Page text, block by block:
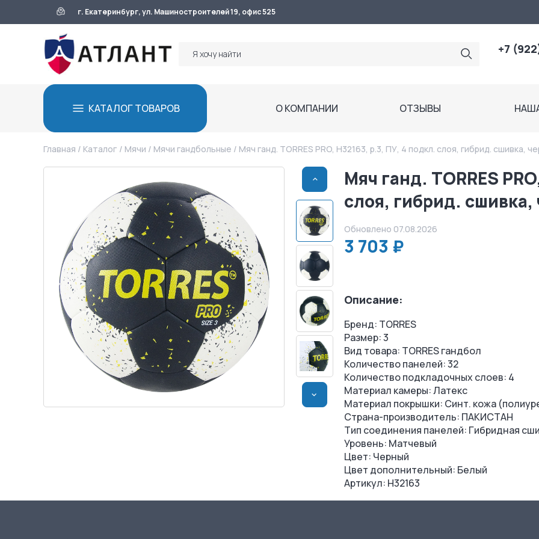
г. Екатеринбург, ул. Машиностроителей 19, офис 525
+7
КАТАЛОГ ТОВАРОВ О КОМПАНИИ ОТЗЫВЫ
Главная / Каталог / Мячи / Мячи гандбольные / Мяч ганд. TORRES PRO, H32163, р.3, ПУ, 4 подкл. слоя, гибрид. сшивка,
>
>
Мяч ганд. TORRES
слоя, гибрид.
Обновлено 07.08.2026
3 703 ₽
Описание:
Бренд: TORRES
Размер: 3
Вид товара: TORRES гандбол
Количество панелей: 32
Количество подкладочных слоев: 4
Материал камеры: Латекс
Материал покрышки: Синт. кожа
Страна-производитель: ПАКИСТАН
Тип соединения панелей: Гибридная
Уровень: Матчевый
Цвет: Черный
Цвет дополнительный: Белый
Артикул: H32163